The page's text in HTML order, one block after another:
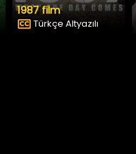
1987 film
Türkçe Altyazılı